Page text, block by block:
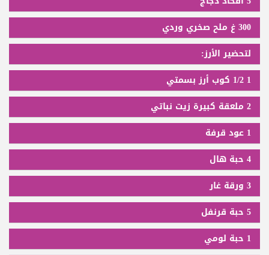
300 غ ملح صخري وردي
لتحضير الأرز:
1 1/2 كوب أرز بسمتي
2 ملعقة كبيرة زيت نباتي
1 عود قرفة
4 حبة هال
3 ورقة غار
5 حبة قرنفل
1 حبة لومي